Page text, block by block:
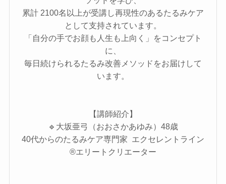
累計 2100名以上が受講し再現性のあるたるみケア
として支持されています。
「自分の手でお顔も人生も上向く」をコンセプト
に、
毎日続けられるたるみ改善メソッドをお届けして
います。
【講師紹介】
🔹大坂亜弓（おおさかあゆみ）48歳
40代からのたるみケア専門家 エクセレントライン
®エリートクリエーター